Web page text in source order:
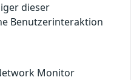
dieser
Benutzerinteraktion
Monitor